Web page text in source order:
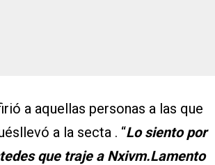
a aquellas personas a las que
a la secta . “Lo siento por
que traje a Nxivm.Lamento